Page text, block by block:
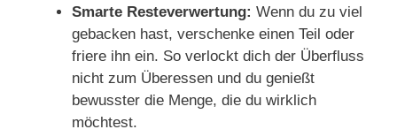
Smarte Resteverwertung: Wenn du zu viel
gebacken hast, verschenke einen Teil oder
friere ihn ein. So verlockt dich der Überfluss
nicht zum Überessen und du genießt
bewusster die Menge, die du wirklich
möchtest.